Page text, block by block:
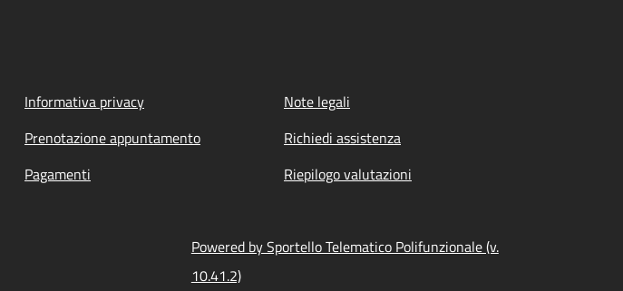
Informativa privacy
Note legali
Prenotazione appuntamento
Richiedi assistenza
Pagamenti
Riepilogo valutazioni
Powered by Sportello Telematico Polifunzionale (v.
10.41.2)